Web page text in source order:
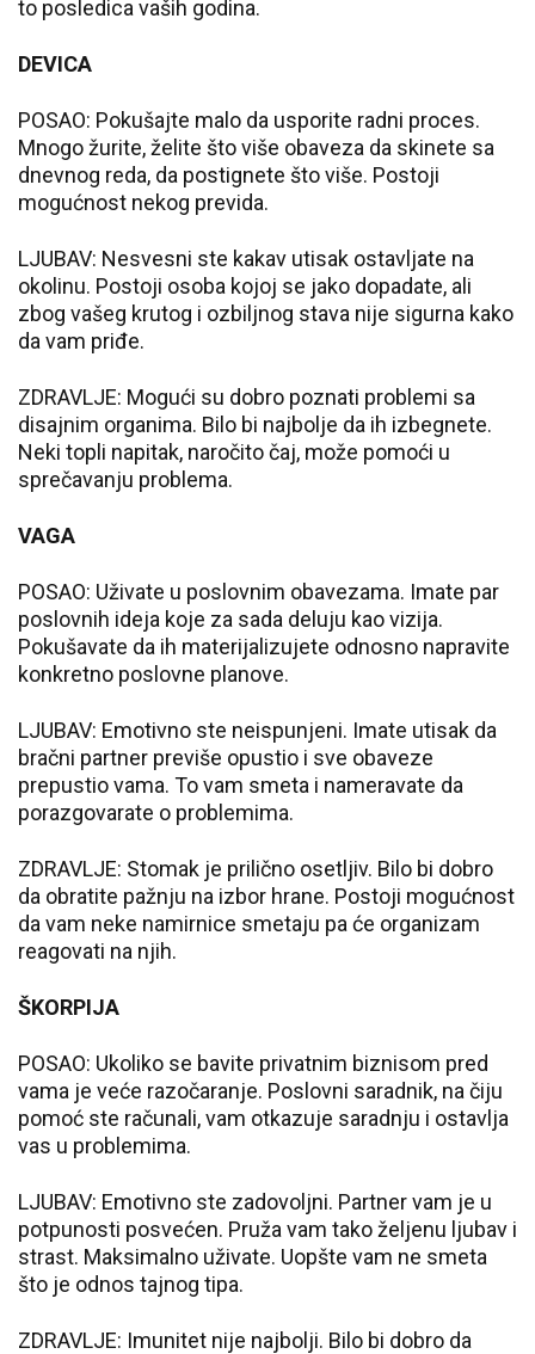
to posledica vaših godina.
DEVICA
POSAO: Pokušajte malo da usporite radni proces.
Mnogo žurite, želite što više obaveza da skinete sa
dnevnog reda, da postignete što više. Postoji
mogućnost nekog previda.
LJUBAV: Nesvesni ste kakav utisak ostavljate na
okolinu. Postoji osoba kojoj se jako dopadate, ali
zbog vašeg krutog i ozbiljnog stava nije sigurna kako
da vam priđe.
ZDRAVLJE: Mogući su dobro poznati problemi sa
disajnim organima. Bilo bi najbolje da ih izbegnete.
Neki topli napitak, naročito čaj, može pomoći u
sprečavanju problema.
VAGA
POSAO: Uživate u poslovnim obavezama. Imate par
poslovnih ideja koje za sada deluju kao vizija.
Pokušavate da ih materijalizujete odnosno napravite
konkretno poslovne planove.
LJUBAV: Emotivno ste neispunjeni. Imate utisak da
bračni partner previše opustio i sve obaveze
prepustio vama. To vam smeta i nameravate da
porazgovarate o problemima.
ZDRAVLJE: Stomak je prilično osetljiv. Bilo bi dobro
da obratite pažnju na izbor hrane. Postoji mogućnost
da vam neke namirnice smetaju pa će organizam
reagovati na njih.
ŠKORPIJA
POSAO: Ukoliko se bavite privatnim biznisom pred
vama je veće razočaranje. Poslovni saradnik, na čiju
pomoć ste računali, vam otkazuje saradnju i ostavlja
vas u problemima.
LJUBAV: Emotivno ste zadovoljni. Partner vam je u
potpunosti posvećen. Pruža vam tako željenu ljubav i
strast. Maksimalno uživate. Uopšte vam ne smeta
što je odnos tajnog tipa.
ZDRAVLJE: Imunitet nije najbolji. Bilo bi dobro da